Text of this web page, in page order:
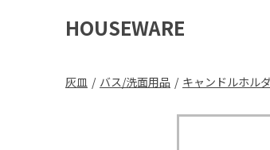
HOUSEWARE
灰皿 / バス/洗面用品 / キャンドルホル